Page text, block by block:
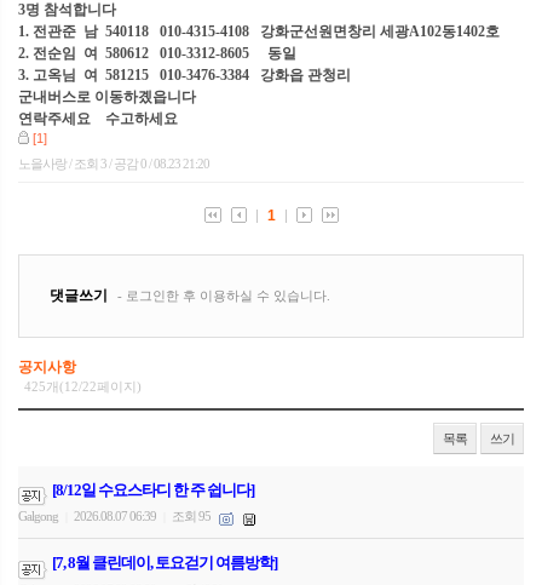
공지사항
425개(12/22페이지)
목록 쓰기
[8/12일 수요스타디 한 주 쉽니다]
Galgong 2026.08.07 06:39 조회 95
[7, 8월 클린데이, 토요걷기 여름방학]